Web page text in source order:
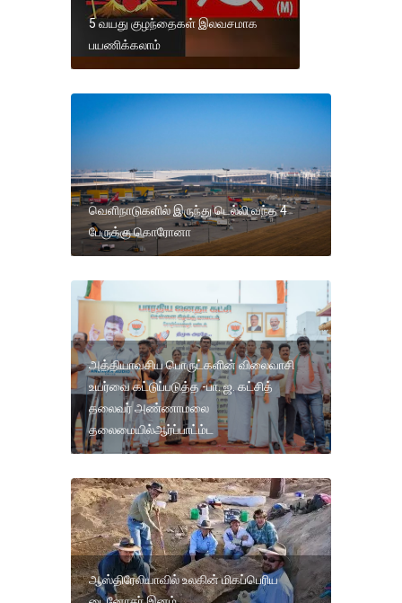
5 வயது குழந்தைகள் இலவசமாக
பயணிக்கலாம்
வெளிநாடுகளில் இருந்து டெல்லி வந்த 4
பேருக்கு கொரோனா
அத்தியாவசிய பொருட்களின் விலைவாசி
உயர்வை கட்டுப்படுத்த -பா. ஜ. கட்சித்
தலைவர் அண்ணாமலை
தலைமையில்ஆர்ப்பாட்ம்ட
ஆஸ்திரேலியாவில் உலகின் மிகப்பெரிய